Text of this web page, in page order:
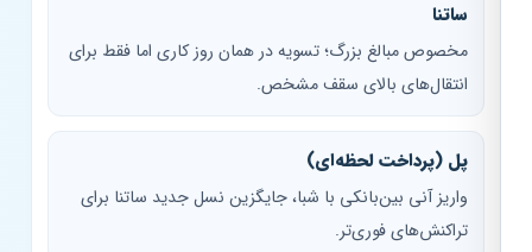
ساتنا
مخصوص مبالغ بزرگ؛ تسویه در همان روز کاری اما فقط برای
انتقال‌های بالای سقف مشخص.
پل (پرداخت لحظه‌ای)
واریز آنی بین‌بانکی با شبا، جایگزین نسل جدید ساتنا برای
تراکنش‌های فوری‌تر.